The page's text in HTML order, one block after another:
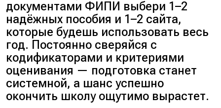
документами ФИПИ выбери 1–2
надёжных пособия и 1–2 сайта,
которые будешь использовать весь
год. Постоянно сверяйся с
кодификаторами и критериями
оценивания — подготовка станет
системной, а шанс успешно
окончить школу ощутимо вырастет.